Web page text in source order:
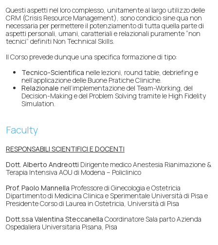
Questi aspetti nel loro complesso, unitamente al largo utilizzo delle
CRM (Crisis Resource Management), sono condicio sine qua non
necessaria per permettere il potenziamento di tutta quella parte di
aspetti personali, umani, caratteriali e relazionali puramente “non
tecnici” definiti Non Technical Skills.
Il Corso prevede dunque una specifica formazione di tipo:
Tecnico-Scientifica nelle lezioni, round table, debriefing e
nell’applicazione delle Buone Pratiche Cliniche.
Relazionale nell’implementazione del Team-Working, del
Decision-Making e del Problem Solving tramite le High Fidelity
Simulation.
Faculty
RESPONSABILI SCIENTIFICI E DOCENTI
Dott. Alberto Andreotti Dirigente medico Anestesia Rianimazione &
Terapia Intensiva AOU di Modena – Policlinico
Prof. Paolo Mannella Professore di Ginecologia e Ostetricia
Dipartimento di Medicina Clinica e Sperimentale Università di Pisa e
Presidente Corso di Laurea in Ostetricia, Università di Pisa
Dott.ssa Valentina Steccanella Coordinatore Sala parto Azienda
Ospedaliera Universitaria Pisana, Pisa